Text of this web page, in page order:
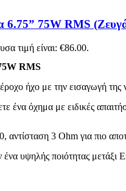
6.75” 75W RMS
τιμή είναι: €86.00.
RMS
ήχο με την εισαγωγή
αντίσταση 3 Ohm για πιο
υψηλής ποιότητας